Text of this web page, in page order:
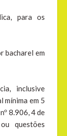
para os
bacharel em
inclusive
mínima em 5
8.906, 4 de
questões